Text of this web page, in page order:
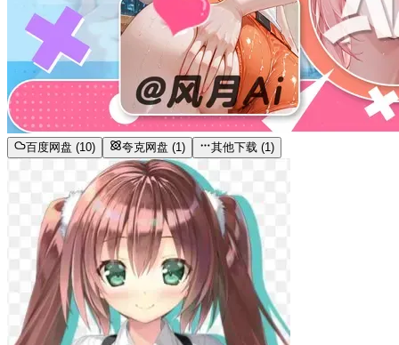
百度网盘 (10) 夸克网盘 (1) 其他下载 (1)